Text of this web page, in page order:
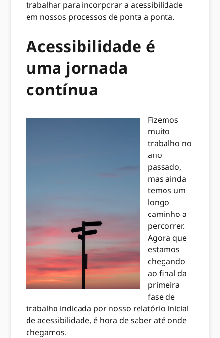
trabalhar para incorporar a acessibilidade
em nossos processos de ponta a ponta.
Acessibilidade é
uma jornada
contínua
Fizemos
muito
trabalho no
ano
passado,
mas ainda
temos um
longo
caminho a
percorrer.
Agora que
estamos
chegando
ao final da
primeira
fase de
trabalho indicada por nosso relatório inicial
de acessibilidade, é hora de saber até onde
chegamos.